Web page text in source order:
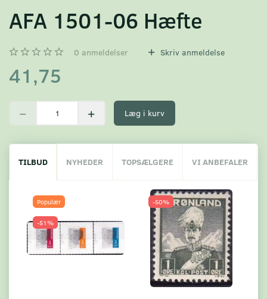
AFA 1501-06 Hæfte
0 anmeldelser Skriv anmeldelse
41,75
Læg i kurv
TILBUD NYHEDER TOPSÆLGERE VI ANBEFALER
Populær
-51%
-50%